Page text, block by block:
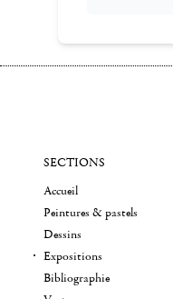
SECTIONS
Accueil
Peintures & pastels
Dessins
Expositions
Bibliographie